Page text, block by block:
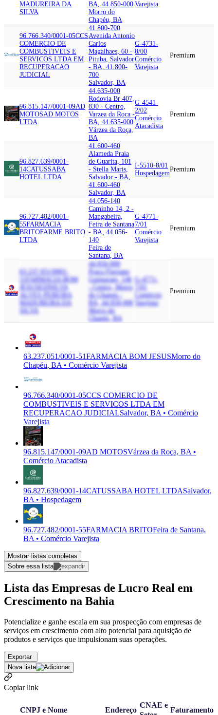
MADUREIRA DA
SILVA
BA, 44.850-000
Morro do
Chapéu, BA
Varejista
96.766.340/0001-05CCS
COMERCIO DE
COMBUSTIVEIS E
SERVICOS LTDA EM
RECUPERACAO
JUDICIAL
41.800-700
Avenida Antonio
Carlos
Magalhaes, 60 -
Pituba, Salvador
- BA, 41.800-
700
Salvador, BA
G-4731-
8/00
Comércio
Varejista
Premium
96.815.147/0001-09AD
MOTOSAD MOTOS
LTDA
44.635-000
Rodovia Br 407,
830 - Centro,
Varzea da Roca -
BA, 44.635-000
Várzea da Roça,
BA
G-4541-
2/02
Comércio
Atacadista
Premium
96.827.639/0001-
14CATUSSABA
HOTEL LTDA
41.600-460
Alameda Praia
de Guarita, 101
- Stella Maris,
Salvador - BA,
41.600-460
Salvador, BA
I-5510-8/01
Hospedagem
Premium
96.727.482/0001-
55FARMACIA
BRITOFARME BRITO
LTDA
44.056-140
Caminho 14, 2 -
Mangabeira,
Feira de Santana
- BA, 44.056-
140
Feira de
Santana, BA
G-4771-
7/01
Comércio
Varejista
Premium
63.237.051/0001-
FARMACIA BOM
ALVES PEREIRA
MADUREIRA DA
44.850-000
Praca Flaviano
Guimaraes, 146
- Centro, Morro
do Chapeu -
BA, 44.850-000
Morro do
Chapéu, BA
G-4771-
Comércio
Varejista
Premium
63.237.051/0001-51FARMACIA BOM JESUSMorro do
Chapéu, BA • Comércio Varejista
96.766.340/0001-05CCS COMERCIO DE
COMBUSTIVEIS E SERVICOS LTDA EM
RECUPERACAO JUDICIALSalvador, BA • Comércio
Varejista
96.815.147/0001-09AD MOTOSVárzea da Roça, BA •
Comércio Atacadista
96.827.639/0001-14CATUSSABA HOTEL LTDASalvador,
BA • Hospedagem
96.727.482/0001-55FARMACIA BRITOFeira de Santana,
BA • Comércio Varejista
Mostrar listas completas
Sobre essa lista
Lista das Empresas de Lucro Real em
Crescimento na Bahia
Potencialize e ganhe escala em sua prospecção com empresas de
serviços em crescimento com alto potencial para aquisição de
produtos e serviços que impulsionam suas operações.
Exportar
Nova lista
Copiar link
CNPJ e Nome Endereço
CNAE e
Faturamento